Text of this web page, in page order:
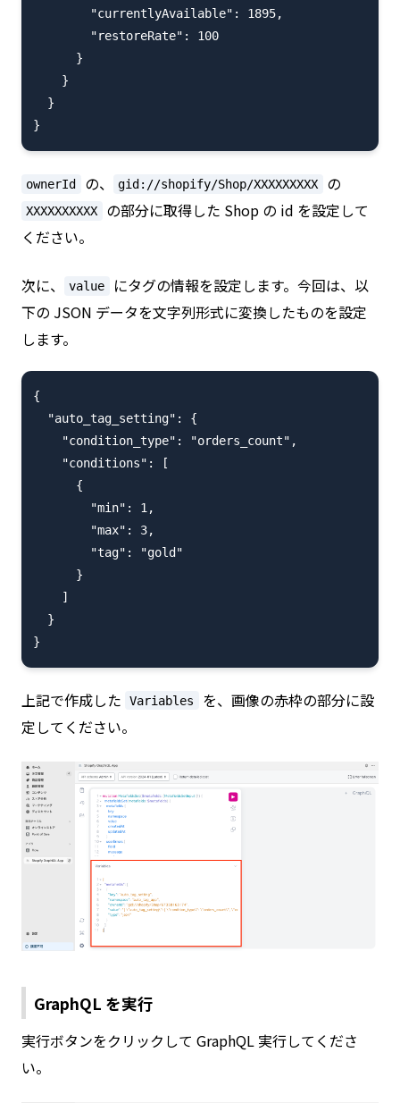
        "currentlyAvailable": 1895,
        "restoreRate": 100
      }
    }
  }
ownerId の、 gid://shopify/Shop/XXXXXXXXX の
XXXXXXXXXX
の部分に取得した Shop の id を設定して
ください。
次に、 value
にタグの情報を設定します。今回は、以
下の JSON データを文字列形式に変換したものを設定
します。
{
  "auto_tag_setting": {
    "condition_type": "orders_count",
    "conditions": [
      {
        "min": 1,
        "max": 3,
        "tag": "gold"
      }
    ]
  }
上記で作成した Variables
を、画像の赤枠の部分に設
定してください。
GraphQL を実行
実行ボタンをクリックして GraphQL 実行してくださ
い。